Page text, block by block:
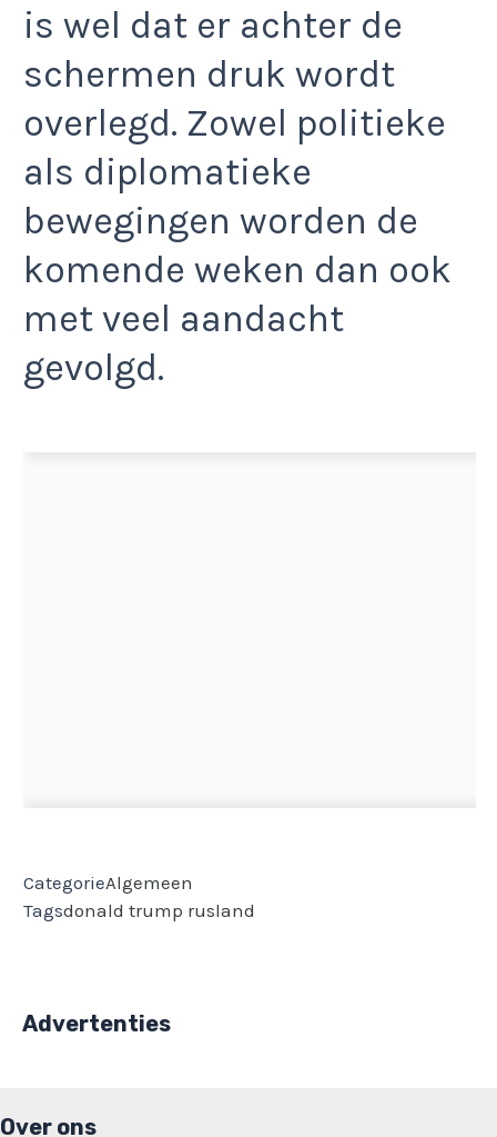
is wel dat er achter de
schermen druk wordt
overlegd. Zowel politieke
als diplomatieke
bewegingen worden de
komende weken dan ook
met veel aandacht
gevolgd.
CategorieAlgemeen
Tagsdonald trump rusland
Advertenties
Over ons